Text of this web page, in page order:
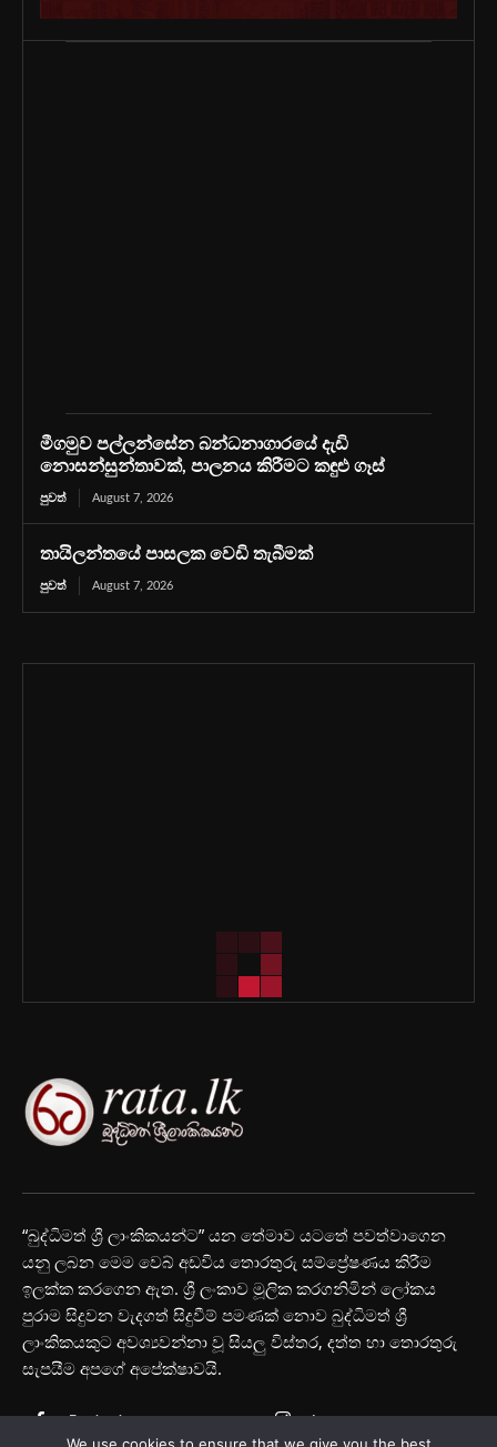
මීගමුව පල්ලන්සේන බන්ධනාගාරයේ දැඩි
නොසන්සුන්තාවක්, පාලනය කිරීමට කඳුළු ගෑස්
පුවත් August 7, 2026
තායිලන්තයේ පාසලක වෙඩි තැබීමක්
පුවත් August 7, 2026
“බුද්ධිමත් ශ්‍රී ලාංකිකයන්ට” යන තේමාව යටතේ පවත්වාගෙන
යනු ලබන මෙම වෙබ් අඩවිය තොරතුරු සම්ප්‍රේෂණය කිරීම
ඉලක්ක කරගෙන ඇත. ශ්‍රී ලංකාව මූලික කරගනිමින් ලෝකය
පුරාම සිදුවන වැදගත් සිදුවීම් පමණක් නොව බුද්ධිමත් ශ්‍රී
ලාංකිකයකුට අවශ්‍යවන්නා වූ සියලු විස්තර, දත්ත හා තොරතුරු
සැපයීම අපගේ අපේක්ෂාවයි.